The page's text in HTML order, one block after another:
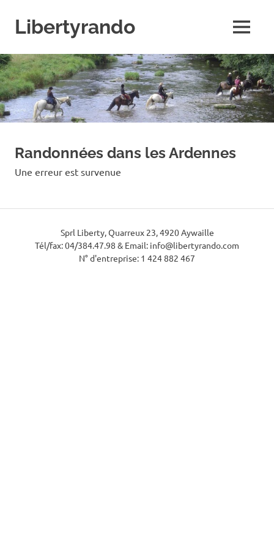
contentLibertyrando
spécialiste
de
la
randonnée
à
cheval
MENU
Randonnées dans les Ardennes
Une erreur est survenue
Sprl Liberty, Quarreux 23, 4920 Aywaille
Tél/fax: 04/384.47.98 & Email: info@libertyrando.com
N° d'entreprise: 1 424 882 467